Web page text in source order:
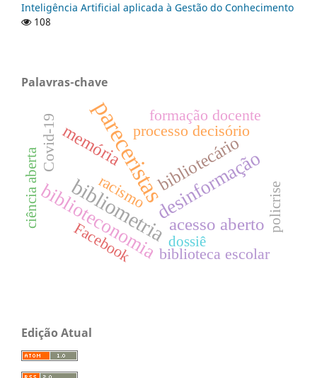
Inteligência Artificial aplicada à Gestão do Conhecimento
108
Palavras-chave
pareceristas
bibliometriadesinformação
biblioteconomia acesso aberto
bibliotecário
memória processo decisório
Facebook
racismo
formação docente
biblioteca escolar
Covid-19
dossiê
policrise
ciência aberta
Edição Atual